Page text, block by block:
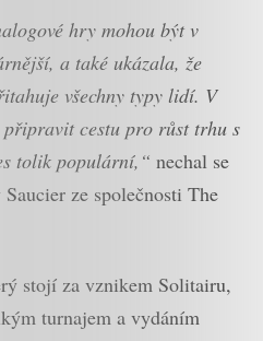
hry mohou být v
a také ukázala, že
všechny typy lidí. V
připravit cestu pro růst trhu s
tolik populární,“ nechal se
Saucier ze společnosti The
stojí za vznikem Solitairu,
turnajem a vydáním